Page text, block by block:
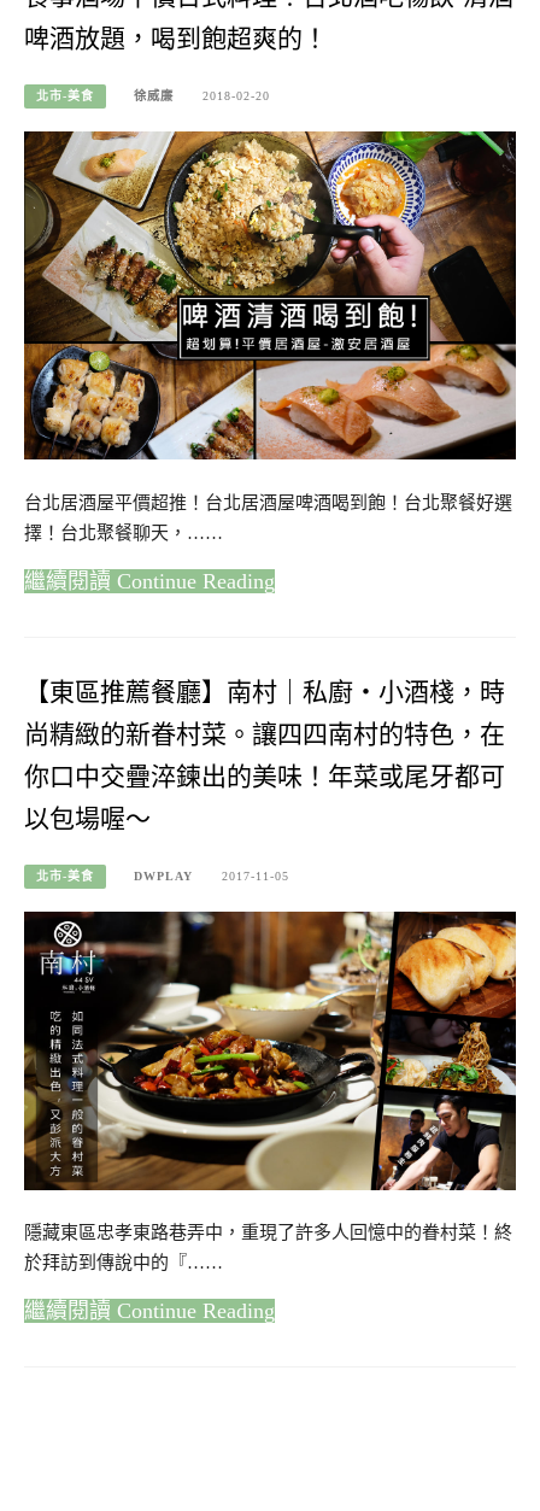
啤酒放題，喝到飽超爽的！
北市-美食 徐威廉 2018-02-20
台北居酒屋平價超推！台北居酒屋啤酒喝到飽！台北聚餐好選
擇！台北聚餐聊天，……
Continue Reading
【東區推薦餐廳】南村｜私廚‧小酒棧，時
尚精緻的新眷村菜。讓四四南村的特色，在
你口中交疊淬鍊出的美味！年菜或尾牙都可
以包場喔～
北市-美食 DWPLAY 2017-11-05
隱藏東區忠孝東路巷弄中，重現了許多人回憶中的眷村菜！終
於拜訪到傳說中的『……
Continue Reading